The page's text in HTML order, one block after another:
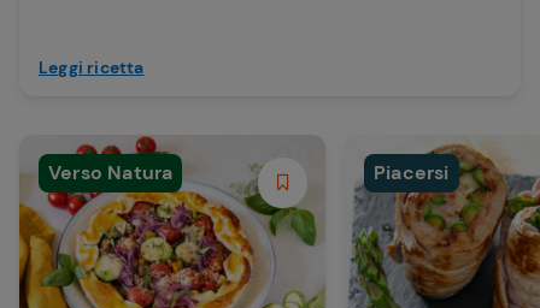
Leggi ricetta
Verso Natura Piacersi